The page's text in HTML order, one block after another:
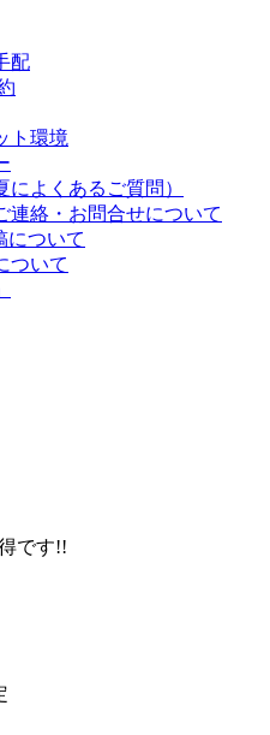
配
ト環境
よくあるご質問）
連絡・お問合せについて
について
ついて
です!!